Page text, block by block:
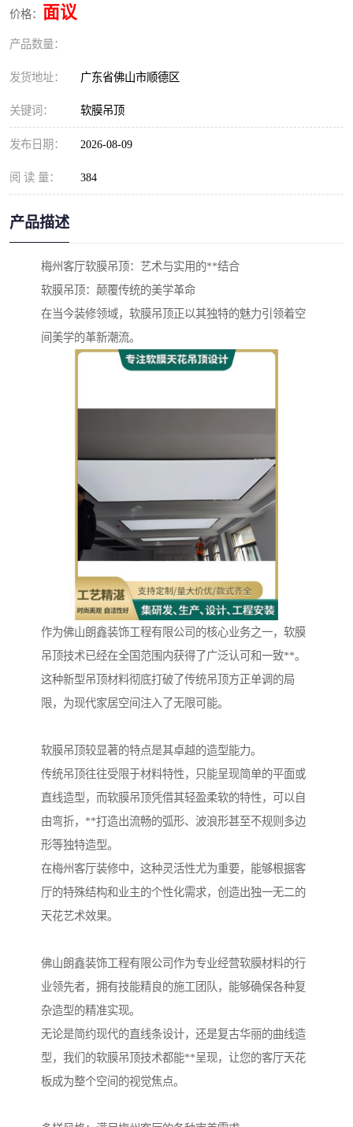
价格： 面议
产品数量：
发货地址： 广东省佛山市顺德区
关键词： 软膜吊顶
发布日期： 2026-08-09
阅 读 量： 384
产品描述
梅州客厅软膜吊顶：艺术与实用的**结合
软膜吊顶：颠覆传统的美学革命
在当今装修领域，软膜吊顶正以其独特的魅力引领着空
间美学的革新潮流。
作为佛山朗鑫装饰工程有限公司的核心业务之一，软膜
吊顶技术已经在全国范围内获得了广泛认可和一致**。
这种新型吊顶材料彻底打破了传统吊顶方正单调的局
限，为现代家居空间注入了无限可能。
软膜吊顶较显著的特点是其卓越的造型能力。
传统吊顶往往受限于材料特性，只能呈现简单的平面或
直线造型，而软膜吊顶凭借其轻盈柔软的特性，可以自
由弯折，**打造出流畅的弧形、波浪形甚至不规则多边
形等独特造型。
在梅州客厅装修中，这种灵活性尤为重要，能够根据客
厅的特殊结构和业主的个性化需求，创造出独一无二的
天花艺术效果。
佛山朗鑫装饰工程有限公司作为专业经营软膜材料的行
业领先者，拥有技能精良的施工团队，能够确保各种复
杂造型的精准实现。
无论是简约现代的直线条设计，还是复古华丽的曲线造
型，我们的软膜吊顶技术都能**呈现，让您的客厅天花
板成为整个空间的视觉焦点。